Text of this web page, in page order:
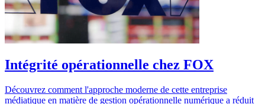
Intégrité opérationnelle chez FOX
Découvrez comment l'approche moderne de cette entreprise
médiatique en matière de gestion opérationnelle numérique a réduit